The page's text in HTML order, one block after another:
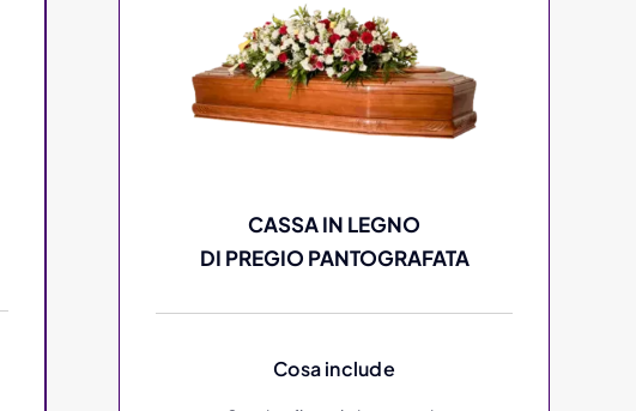
CASSA IN LEGNO
DI PREGIO PANTOGRAFATA
Cosa include